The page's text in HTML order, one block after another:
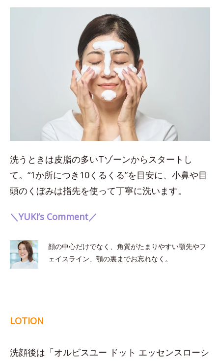
洗うときは皮脂の多いTゾーンからスタートし
て。“1か所につき10くるくる”を目安に、小鼻や目
頭のくぼみは指先を使って丁寧に洗います。
＼YUKI’s Comment／
顔の中心だけでなく、角質がたまりやすい顎先やフ
ェイスライン、顎の裏までお忘れなく。
LOTION
洗顔後は「オルビスユー ドット エッセンスローシ